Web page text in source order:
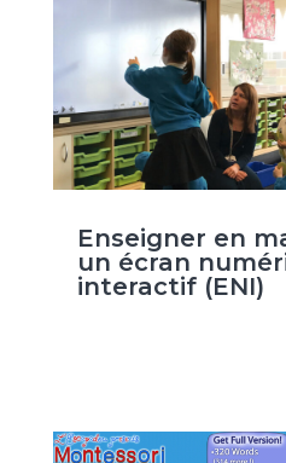
Enseigner en
un écran
interactif (ENI)